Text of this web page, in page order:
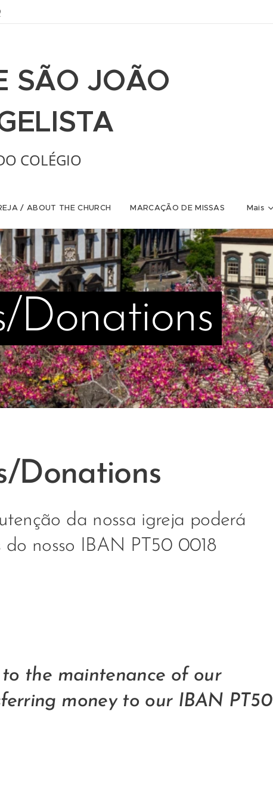
SÃO JOÃO
COLÉGIO
/ ABOUT THE CHURCH MARCAÇÃO DE MISSAS Mais
Donations
Donations
da nossa igreja poderá
nosso IBAN PT50 0018
the maintenance of our
money to our IBAN PT50